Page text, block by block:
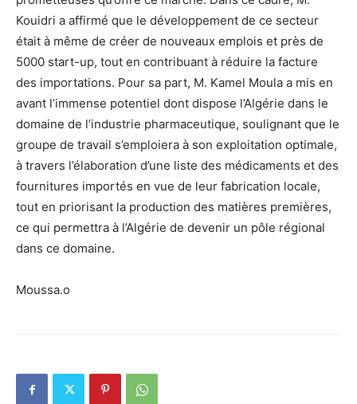
Kouidri a affirmé que le développement de ce secteur
était à même de créer de nouveaux emplois et près de
5000 start-up, tout en contribuant à réduire la facture
des importations. Pour sa part, M. Kamel Moula a mis en
avant l’immense potentiel dont dispose l’Algérie dans le
domaine de l’industrie pharmaceutique, soulignant que le
groupe de travail s’emploiera à son exploitation optimale,
à travers l’élaboration d’une liste des médicaments et des
fournitures importés en vue de leur fabrication locale,
tout en priorisant la production des matières premières,
ce qui permettra à l’Algérie de devenir un pôle régional
dans ce domaine.
Moussa.o